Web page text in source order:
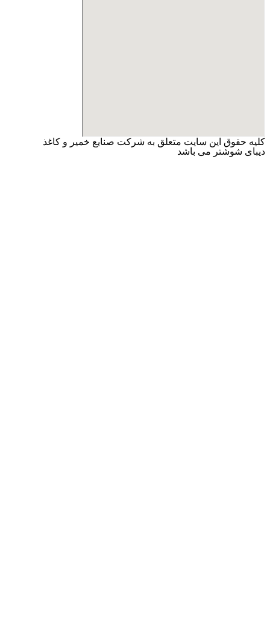
کلیه حقوق این سایت متعلق به شرکت صنایع خمیر و کاغذ
دیبای شوشتر می باشد